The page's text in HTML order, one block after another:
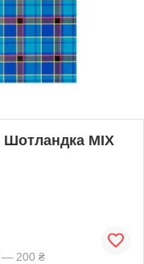
Шотландка MIX
— 200 ₴